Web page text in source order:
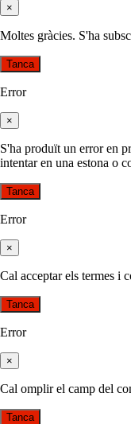
×
Moltes gràcies. S'ha
Tanca
Error
×
S'ha produït un error en
intentar en una estona o
Tanca
Error
×
Cal acceptar els termes i
Tanca
Error
×
Cal omplir el camp del
Tanca